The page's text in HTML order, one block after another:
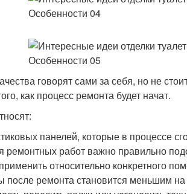
говорят сами за себя, но не
как процесс ремонта будет начат.
панелей, которые в процессе
ремонтных работ важно правильно
относительно конкретного
после ремонта становится меньшим